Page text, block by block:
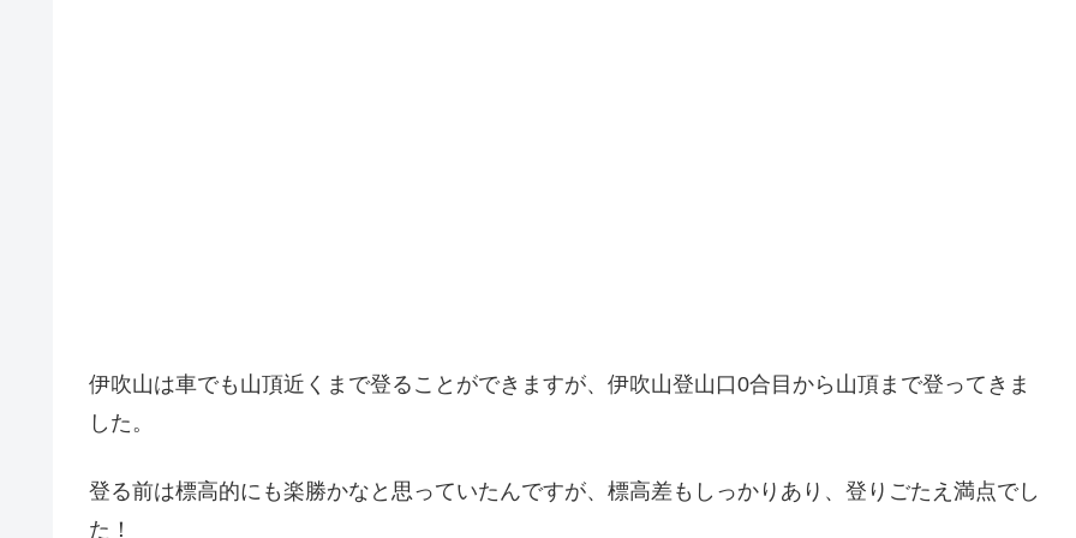
伊吹山は車でも山頂近くまで登ることができますが、伊吹山登山口0合目から山頂まで登ってきま
した。
登る前は標高的にも楽勝かなと思っていたんですが、標高差もしっかりあり、登りごたえ満点でし
た！